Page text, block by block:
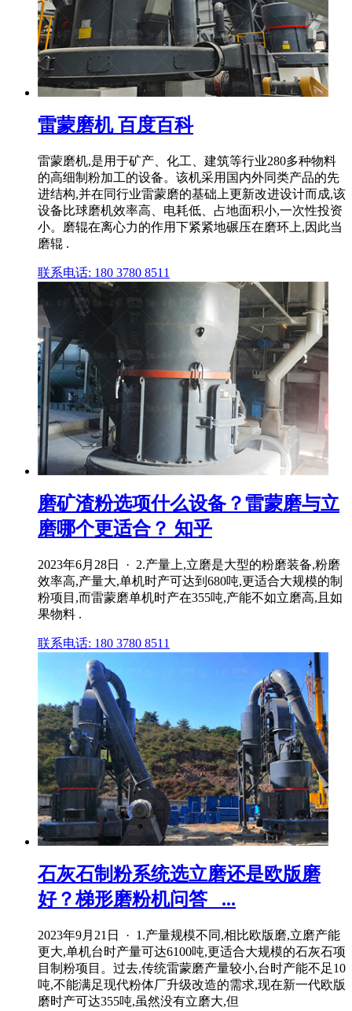
雷蒙磨机 百度百科
雷蒙磨机,是用于矿产、化工、建筑等行业280多种物料
的高细制粉加工的设备。该机采用国内外同类产品的先
进结构,并在同行业雷蒙磨的基础上更新改进设计而成,该
设备比球磨机效率高、电耗低、占地面积小,一次性投资
小。磨辊在离心力的作用下紧紧地碾压在磨环上,因此当
磨辊 .
联系电话: 180 3780 8511
磨矿渣粉选项什么设备？雷蒙磨与立
磨哪个更适合？ 知乎
2023年6月28日 · 2.产量上,立磨是大型的粉磨装备,粉磨
效率高,产量大,单机时产可达到680吨,更适合大规模的制
粉项目,而雷蒙磨单机时产在355吨,产能不如立磨高,且如
果物料 .
联系电话: 180 3780 8511
石灰石制粉系统选立磨还是欧版磨
好？梯形磨粉机问答_ ...
2023年9月21日 · 1.产量规模不同,相比欧版磨,立磨产能
更大,单机台时产量可达6100吨,更适合大规模的石灰石项
目制粉项目。过去,传统雷蒙磨产量较小,台时产能不足10
吨,不能满足现代粉体厂升级改造的需求,现在新一代欧版
磨时产可达355吨,虽然没有立磨大,但